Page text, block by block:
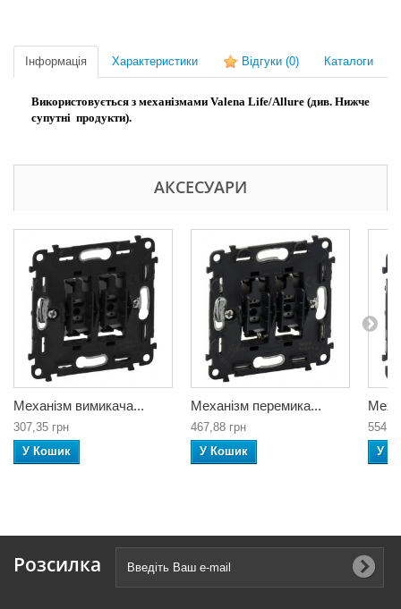
Інформація Характеристики Відгуки (0) Каталоги
Використовується з механізмами Valena Life/Allure (див. Нижче
супутні продукти).
АКСЕСУАРИ
Механізм вимикача...
307,35 грн
У Кошик
Механізм перемика...
467,88 грн
У Кошик
У
Розсилка